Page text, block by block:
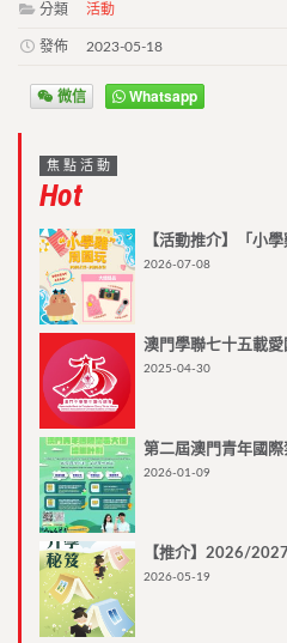
分類 活動
發佈 2023-05-18
微信 Whatsapp
焦點活動
Hot
【活動推介】「小
2026-07-08
澳門學聯七十五載愛
2025-04-30
第二屆澳門青年國際
2026-01-09
【推介】2026/
2026-05-19